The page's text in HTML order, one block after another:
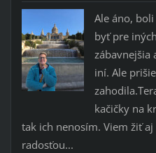
Ale áno,
byť pre
zábavnejšia
iní. Ale
kačičky na
tak ich nenosím. Viem žiť
radosťou...